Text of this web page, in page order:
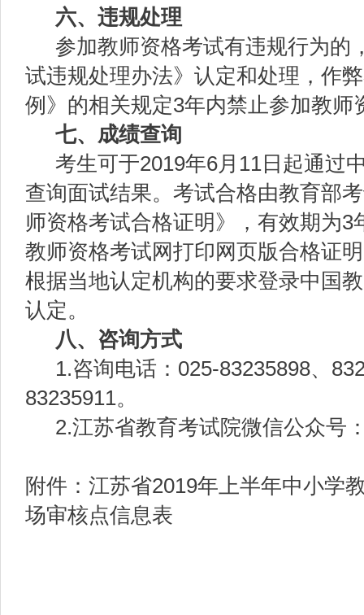
六、 违规处理
参加教师资格考试有违规行为的
试违规处理办法》认定和处理，作
例》的相关规定3年内禁止参加教师
七、成绩查询
考生可于2019年6月11日起通过
查询面试结果。考试合格由教育部
师资格考试合格证明》，有效期为3
教师资格考试网打印网页版合格证
根据当地认定机构的要求登录中国
认定。
八、 咨询方式
1.咨询电话：025-83235898、
83235911。
2.江苏省教育考试院微信公众号
附件：江苏省2019年上半年中小学
场审核点信息表